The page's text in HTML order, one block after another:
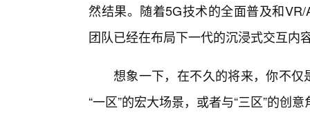
然结果。随着5G技术的全面普及和
团队已经在布局下一代的沉浸式交互内
想象一下，在不久的将来，你不仅
“一区”的宏大场景，或者与“三区”的创